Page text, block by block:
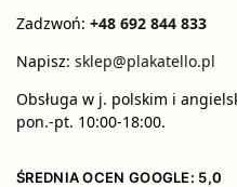
Zadzwoń: +48 692 844 833
Napisz: sklep@plakatello.pl
Obsługa w j. polskim i
pon.-pt. 10:00-18:00.
ŚREDNIA OCEN GOOGLE: 5,0